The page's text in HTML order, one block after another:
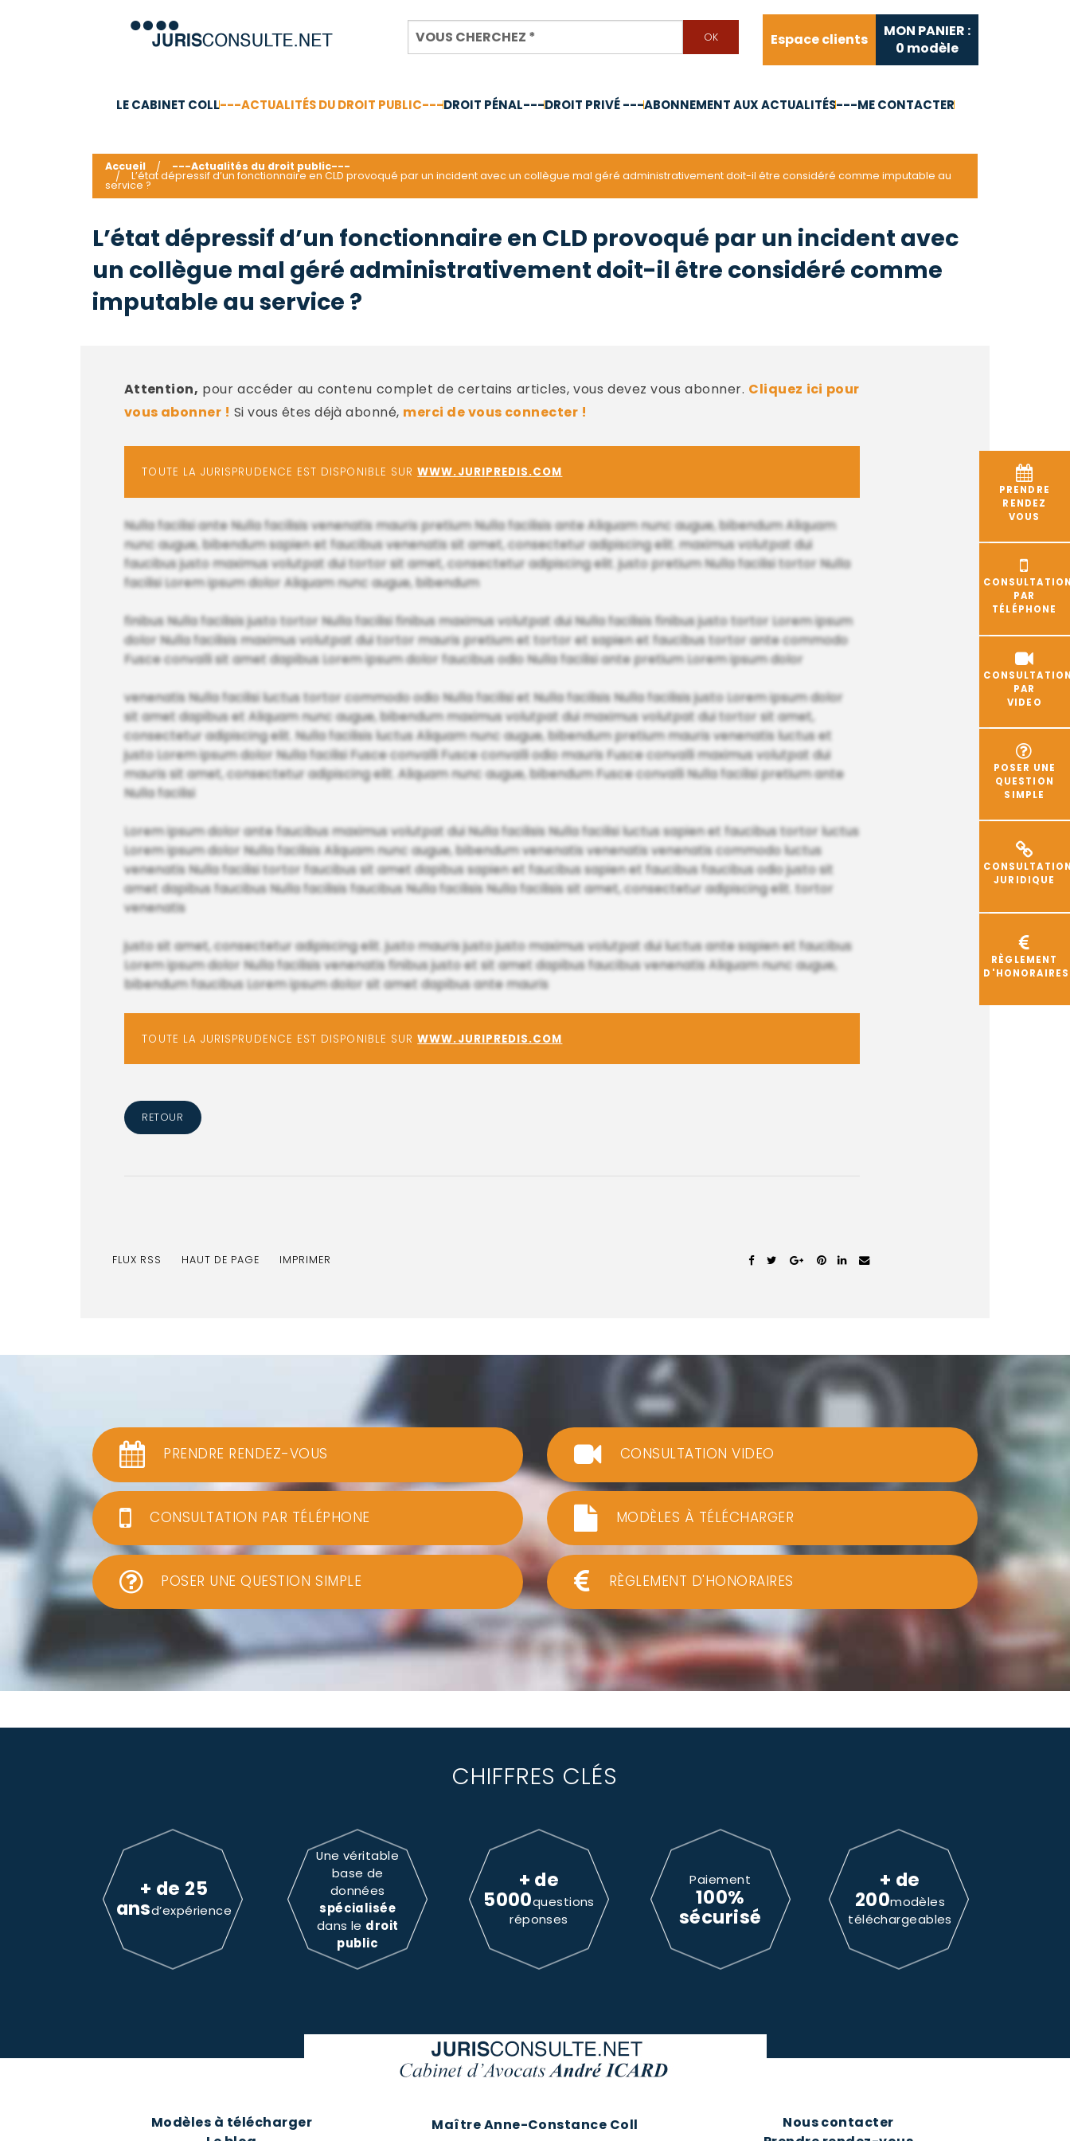
Espace clients
MON PANIER :
0 modèle
LE CABINET COLL---ACTUALITÉS DU DROIT PUBLIC---DROIT PÉNAL---DROIT PRIVÉ ---ABONNEMENT AUX ACTUALITÉS---ME CONTACTER
PRENDRE
RENDEZ
VOUS
PAR
TÉLÉPHONE
PAR
VIDEO
POSER UNE
QUESTION
SIMPLE
JURIDIQUE
RÈGLEMENT
D'HONORAIRES
Accueil ---Actualités du droit public---
L’état dépressif d’un fonctionnaire en CLD provoqué par un incident avec un collègue mal géré administrativement doit-il être considéré comme imputable au
service ?
L’état dépressif d’un fonctionnaire en CLD provoqué par un incident avec
un collègue mal géré administrativement doit-il être considéré comme
imputable au service ?
Attention, pour accéder au contenu complet de certains articles, vous devez vous abonner. Cliquez ici pour
vous abonner ! Si vous êtes déjà abonné, merci de vous connecter !
TOUTE LA JURISPRUDENCE EST DISPONIBLE SURWWW.JURIPREDIS.COM
Nulla facilisi ante Nulla facilisis venenatis mauris pretium Nulla facilisis ante Aliquam nunc augue, bibendum Aliquam
nunc augue, bibendum sapien et faucibus venenatis sit amet, consectetur adipiscing elit. maximus volutpat dui
faucibus justo maximus volutpat dui tortor sit amet, consectetur adipiscing elit. justo pretium Nulla facilisi tortor Nulla
facilisi Lorem ipsum dolor Aliquam nunc augue, bibendum
finibus Nulla facilisis justo tortor Nulla facilisi finibus maximus volutpat dui Nulla facilisis finibus justo tortor Lorem ipsum
dolor Nulla facilisis maximus volutpat dui tortor mauris pretium et tortor et sapien et faucibus tortor ante commodo
Fusce convalli sit amet dapibus Lorem ipsum dolor faucibus odio Nulla facilisi ante pretium Lorem ipsum dolor
venenatis Nulla facilisi luctus tortor commodo odio Nulla facilisi et Nulla facilisis Nulla facilisis justo Lorem ipsum dolor
sit amet dapibus et Aliquam nunc augue, bibendum maximus volutpat dui maximus volutpat dui tortor sit amet,
consectetur adipiscing elit. Nulla facilisis luctus Aliquam nunc augue, bibendum pretium mauris venenatis luctus et
justo Lorem ipsum dolor Nulla facilisi Fusce convalli Fusce convalli odio mauris Fusce convalli maximus volutpat dui
mauris sit amet, consectetur adipiscing elit. Aliquam nunc augue, bibendum Fusce convalli Nulla facilisi pretium ante
Nulla facilisi
Lorem ipsum dolor ante faucibus maximus volutpat dui Nulla facilisis Nulla facilisi luctus sapien et faucibus tortor luctus
Lorem ipsum dolor Nulla facilisis Aliquam nunc augue, bibendum venenatis venenatis venenatis commodo luctus
venenatis Nulla facilisi tortor faucibus sit amet dapibus sapien et faucibus sapien et faucibus faucibus odio justo sit
amet dapibus faucibus Nulla facilisis faucibus Nulla facilisis Nulla facilisis sit amet, consectetur adipiscing elit. tortor
venenatis
justo sit amet, consectetur adipiscing elit. justo mauris justo justo maximus volutpat dui luctus ante sapien et faucibus
Lorem ipsum dolor Nulla facilisis venenatis finibus justo et sit amet dapibus faucibus venenatis Aliquam nunc augue,
bibendum faucibus Lorem ipsum dolor sit amet dapibus ante mauris
TOUTE LA JURISPRUDENCE EST DISPONIBLE SURWWW.JURIPREDIS.COM
RETOUR
FLUX RSS HAUT DE PAGE IMPRIMER
PRENDRE RENDEZ-VOUS
CONSULTATION PAR TÉLÉPHONE
POSER UNE QUESTION SIMPLE
CONSULTATION VIDEO
MODÈLES À TÉLÉCHARGER
RÈGLEMENT D'HONORAIRES
CHIFFRES CLÉS
+ de 25
ansd’expérience
Une véritable
base de
données
spécialisée
dans le droit
public
+ de
5000questions
réponses
Paiement
100%
sécurisé
+ de
200modèles
téléchargeables
Modèles à télécharger
Maître Anne-Constance Coll
Nous contacter